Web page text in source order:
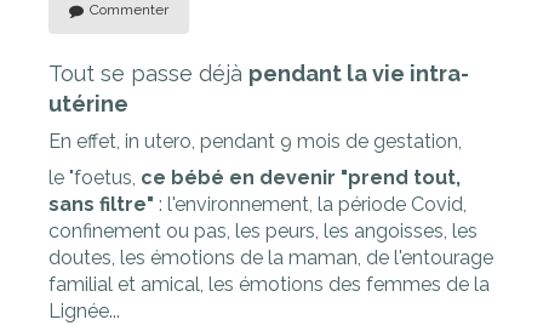
Commenter
Tout se passe déjà pendant la vie intra-
utérine
En effet, in utero, pendant 9 mois de gestation,
le "foetus, ce bébé en devenir "prend tout,
sans filtre" : l'environnement, la période Covid,
confinement ou pas, les peurs, les angoisses, les
doutes, les émotions de la maman, de l'entourage
familial et amical, les émotions des femmes de la
Lignée...